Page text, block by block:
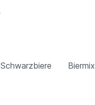
Schwarzbiere Biermix